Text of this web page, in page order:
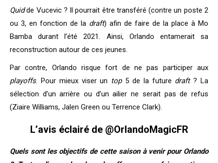
Quidde Vucevic ? Il pourrait être transféré (contre un poste 2
ou 3, en fonction de la draft) afin de faire de la place à Mo
Bamba durant l’été 2021. Ainsi, Orlando entamerait sa
reconstruction autour de ces jeunes.
Par contre, Orlando risque fort de ne pas participer aux
playoffs. Pour mieux viser un top5 de la future draft? La
sélection d’un arrière ou d’un ailier ne serait pas de refus
(Ziaire Williams, Jalen Green ou Terrence Clark).
L’avis éclairé de @OrlandoMagicFR
Quels sont les objectifs de cette saison à venir pour Orlando